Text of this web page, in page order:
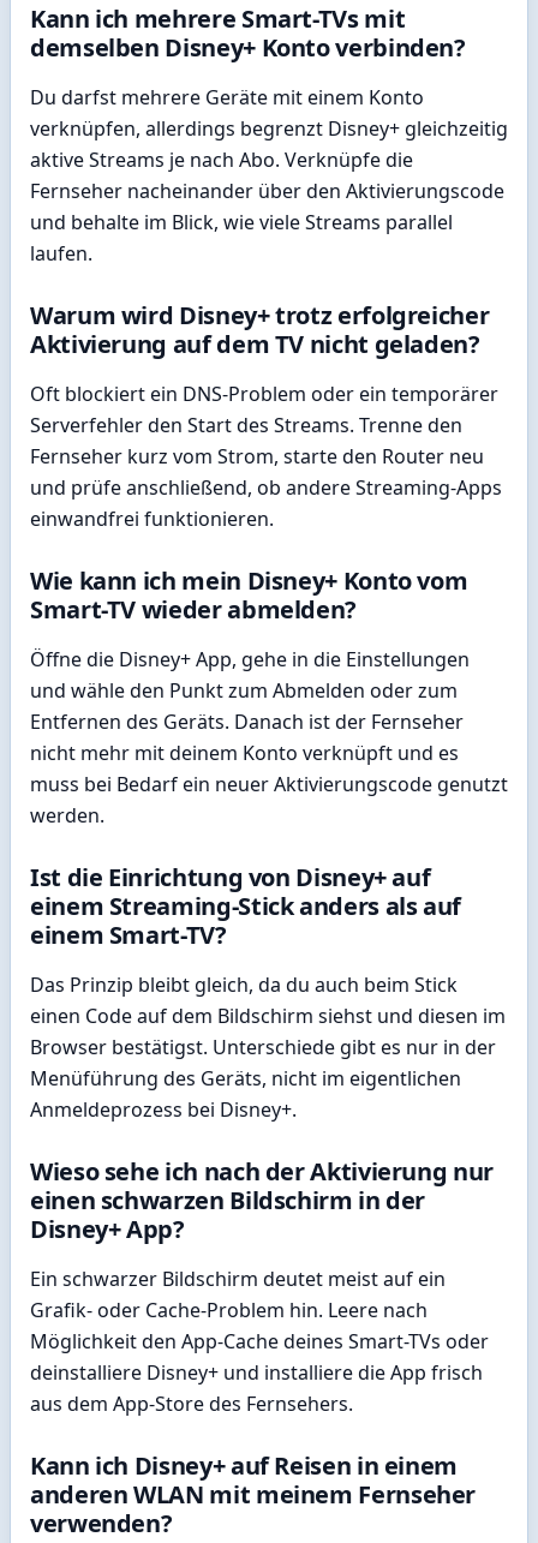
Kann ich mehrere Smart-TVs mit
demselben Disney+ Konto verbinden?
Du darfst mehrere Geräte mit einem Konto
verknüpfen, allerdings begrenzt Disney+ gleichzeitig
aktive Streams je nach Abo. Verknüpfe die
Fernseher nacheinander über den Aktivierungscode
und behalte im Blick, wie viele Streams parallel
laufen.
Warum wird Disney+ trotz erfolgreicher
Aktivierung auf dem TV nicht geladen?
Oft blockiert ein DNS-Problem oder ein temporärer
Serverfehler den Start des Streams. Trenne den
Fernseher kurz vom Strom, starte den Router neu
und prüfe anschließend, ob andere Streaming-Apps
einwandfrei funktionieren.
Wie kann ich mein Disney+ Konto vom
Smart-TV wieder abmelden?
Öffne die Disney+ App, gehe in die Einstellungen
und wähle den Punkt zum Abmelden oder zum
Entfernen des Geräts. Danach ist der Fernseher
nicht mehr mit deinem Konto verknüpft und es
muss bei Bedarf ein neuer Aktivierungscode genutzt
werden.
Ist die Einrichtung von Disney+ auf
einem Streaming-Stick anders als auf
einem Smart-TV?
Das Prinzip bleibt gleich, da du auch beim Stick
einen Code auf dem Bildschirm siehst und diesen im
Browser bestätigst. Unterschiede gibt es nur in der
Menüführung des Geräts, nicht im eigentlichen
Anmeldeprozess bei Disney+.
Wieso sehe ich nach der Aktivierung nur
einen schwarzen Bildschirm in der
Disney+ App?
Ein schwarzer Bildschirm deutet meist auf ein
Grafik- oder Cache-Problem hin. Leere nach
Möglichkeit den App-Cache deines Smart-TVs oder
deinstalliere Disney+ und installiere die App frisch
aus dem App-Store des Fernsehers.
Kann ich Disney+ auf Reisen in einem
anderen WLAN mit meinem Fernseher
verwenden?